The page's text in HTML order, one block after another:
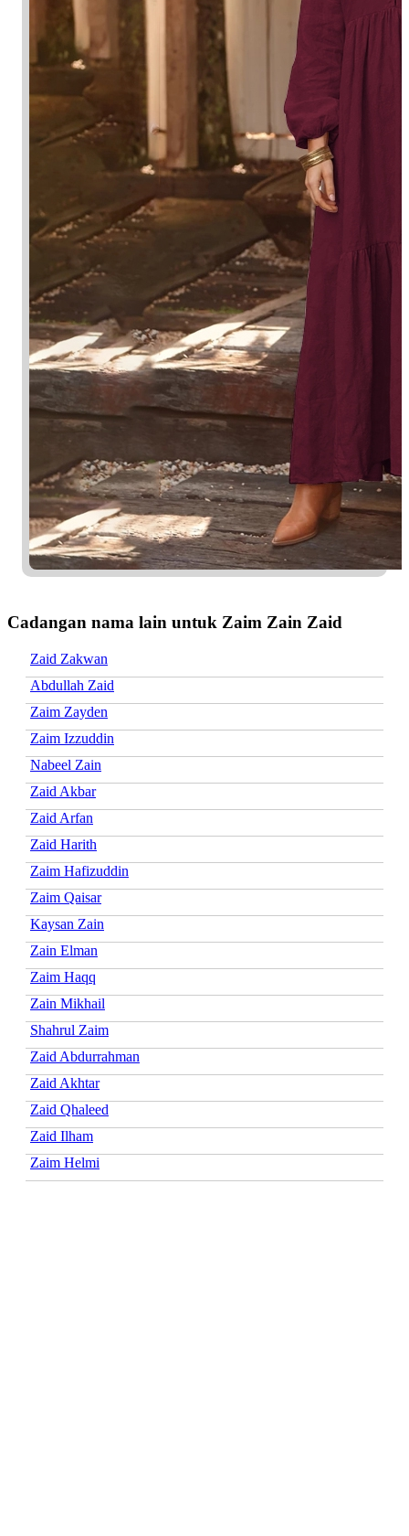
Cadangan nama lain untuk Zaim Zain Zaid
Zaid Zakwan
Abdullah Zaid
Zaim Zayden
Zaim Izzuddin
Nabeel Zain
Zaid Akbar
Zaid Arfan
Zaid Harith
Zaim Hafizuddin
Zaim Qaisar
Kaysan Zain
Zain Elman
Zaim Haqq
Zain Mikhail
Shahrul Zaim
Zaid Abdurrahman
Zaid Akhtar
Zaid Qhaleed
Zaid Ilham
Zaim Helmi